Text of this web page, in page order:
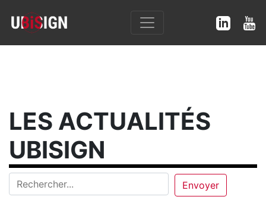
LES ACTUALITÉS
UBISIGN